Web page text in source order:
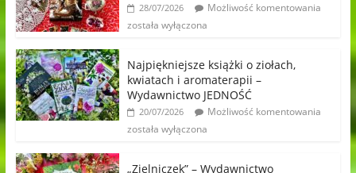
28/07/2026
Możliwość komentowania
została wyłączona
Najpiękniejsze książki o ziołach,
kwiatach i aromaterapii –
Wydawnictwo JEDNOŚĆ
20/07/2026
Możliwość komentowania
została wyłączona
„Zielniczek” – Wydawnictwo